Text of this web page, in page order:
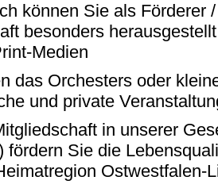
können Sie als Förderer
besonders
Medien
das Orchesters oder
und private
in unserer
fördern Sie die
Ostwestfalen-